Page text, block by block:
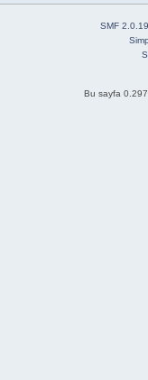
SMF 2.0.19
Bu sayfa